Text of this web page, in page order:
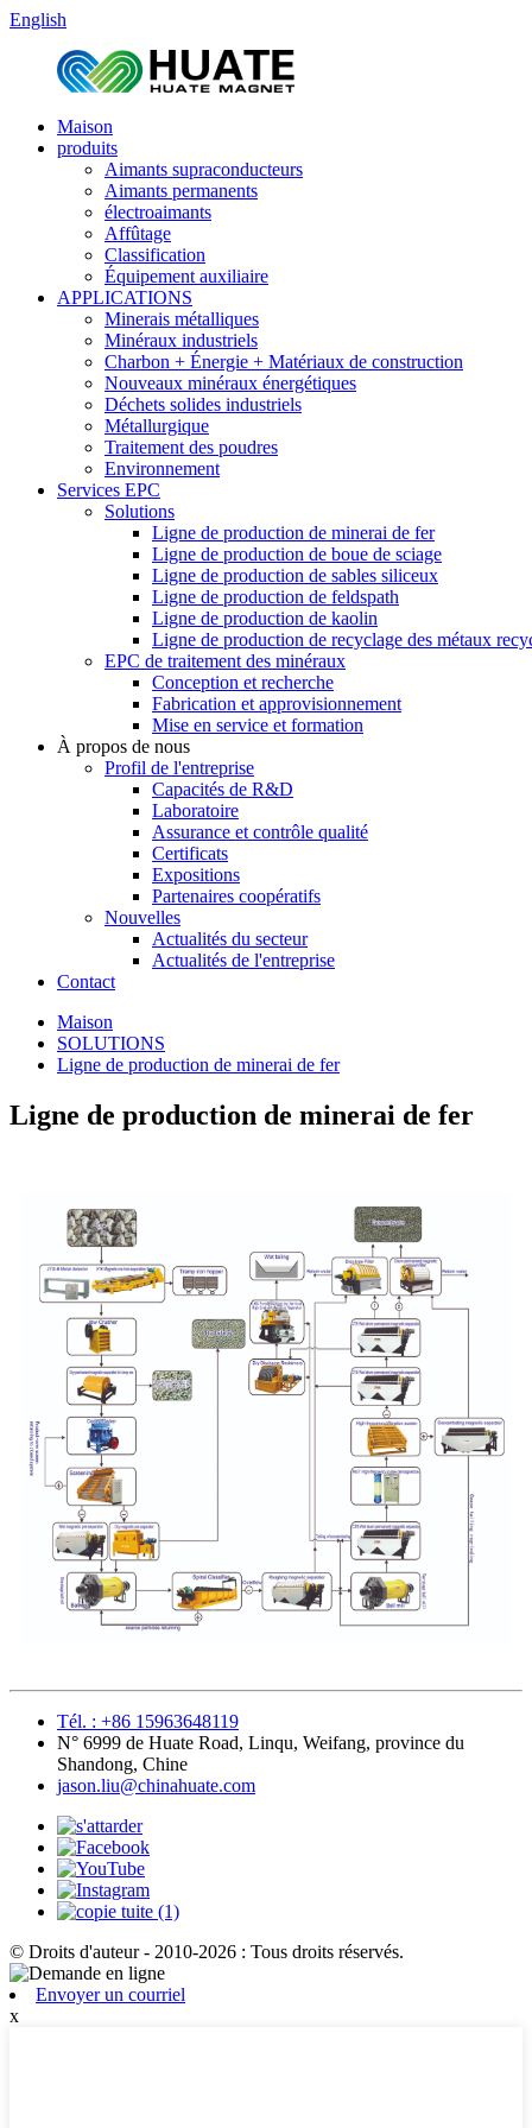
English
Maison
produits
Aimants supraconducteurs
Aimants permanents
électroaimants
Affûtage
Classification
Équipement auxiliaire
APPLICATIONS
Minerais métalliques
Minéraux industriels
Charbon + Énergie + Matériaux de construction
Nouveaux minéraux énergétiques
Déchets solides industriels
Métallurgique
Traitement des poudres
Environnement
Services EPC
Solutions
Ligne de production de minerai de fer
Ligne de production de boue de sciage
Ligne de production de sables siliceux
Ligne de production de feldspath
Ligne de production de kaolin
Ligne de production de recyclage des métaux
EPC de traitement des minéraux
Conception et recherche
Fabrication et approvisionnement
Mise en service et formation
À propos de nous
Profil de l'entreprise
Capacités de R&D
Laboratoire
Assurance et contrôle qualité
Certificats
Expositions
Partenaires coopératifs
Nouvelles
Actualités du secteur
Actualités de l'entreprise
Contact
Maison
SOLUTIONS
Ligne de production de minerai de fer
Ligne de production de minerai de fer
Tél. : +86 15963648119
N° 6999 de Huate Road, Linqu, Weifang, province du
Shandong, Chine
jason.liu@chinahuate.com
© Droits d'auteur - 2010-2026 : Tous droits réservés.
Envoyer un courriel
x